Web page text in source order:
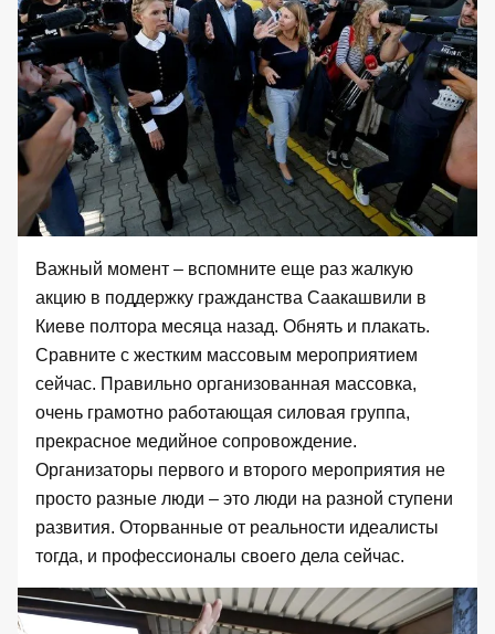
Важный момент – вспомните еще раз жалкую
акцию в поддержку гражданства Саакашвили в
Киеве полтора месяца назад. Обнять и плакать.
Сравните с жестким массовым мероприятием
сейчас. Правильно организованная массовка,
очень грамотно работающая силовая группа,
прекрасное медийное сопровождение.
Организаторы первого и второго мероприятия не
просто разные люди – это люди на разной ступени
развития. Оторванные от реальности идеалисты
тогда, и профессионалы своего дела сейчас.